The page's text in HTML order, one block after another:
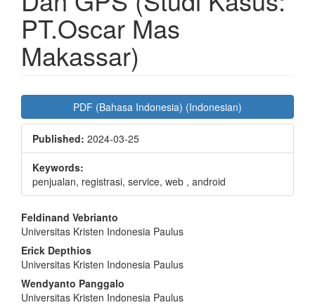
PT.Oscar Mas
Makassar)
Article
Sidebar
PDF (Bahasa Indonesia) (Indonesian)
Published: 2024-03-25
Keywords:
penjualan, registrasi, service, web , android
Main
Article
Content
Feldinand Vebrianto
Universitas Kristen Indonesia Paulus
Erick Depthios
Universitas Kristen Indonesia Paulus
Wendyanto Panggalo
Universitas Kristen Indonesia Paulus